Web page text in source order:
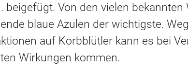
beigefügt. Von den vielen
blaue Azulen der wichtigste.
auf Korbblütler kann es bei
Wirkungen kommen.